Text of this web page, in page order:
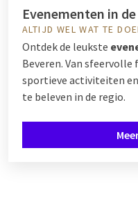
Evenementen in
ALTIJD WEL WAT TE
Ontdek de leukste
Beveren. Van
sportieve activiteiten
te beleven in de regio.